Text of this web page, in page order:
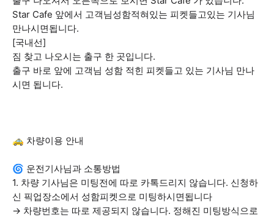
Star Cafe 앞에서 고객님성함적혀있는 피켓들고있는 기사님
만나시면됩니다.
[국내선]
짐 찾고 나오시는 출구 한 곳입니다.
출구 바로 앞에 고객님 성함 적힌 피켓들고 있는 기사님 만나
시면 됩니다.
🚕 차량이용 안내
🌀 운전기사님과 소통방법
1. 차량 기사님은 미팅전에 따로 카톡드리지 않습니다. 신청하
신 픽업장소에서 성함피켓으로 미팅하시면됩니다
→ 차량번호는 따로 제공되지 않습니다. 정해진 미팅방식으로